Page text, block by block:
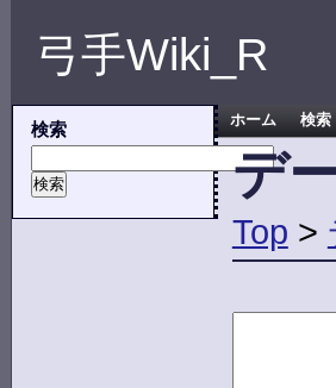
弓手Wiki_R
検索 ホーム 検索
デ
Top >